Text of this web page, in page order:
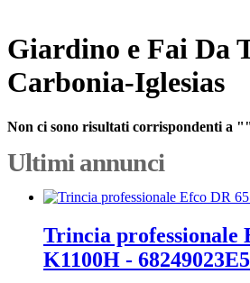
Giardino e Fai Da
Carbonia-Iglesias
Non ci sono risultati corrispondenti a ""
Ultimi annunci
Trincia professionale
K1100H - 68249023E5